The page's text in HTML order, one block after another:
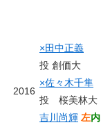
2016
×田中正義
投 創価大
×佐々木千隼
投 桜美林大
吉川尚輝 左内